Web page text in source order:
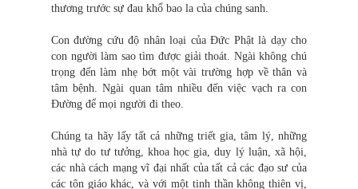
thương trước sự đau khổ bao la của chúng sanh.
Con đường cứu độ nhân loại của Đức Phật là dạy cho
con người làm sao tìm được giải thoát. Ngài không chú
trọng đến làm nhẹ bớt một vài trường hợp về thân và
tâm bệnh. Ngài quan tâm nhiều đến việc vạch ra con
Đường để mọi người đi theo.
Chúng ta hãy lấy tất cả những triết gia, tâm lý, những
nhà tự do tư tưởng, khoa học gia, duy lý luận, xã hội,
các nhà cách mạng vĩ đại nhất của tất cả các đạo sư của
các tôn giáo khác, và với một tinh thần không thiên vị,